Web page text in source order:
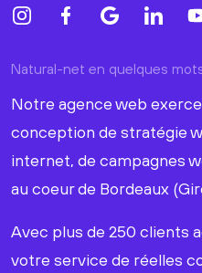
Natural-net en quelques
Notre agence web
conception de stratégie
internet, de campagnes
au coeur de Bordeaux
Avec plus de 250 clients
votre service de réelles